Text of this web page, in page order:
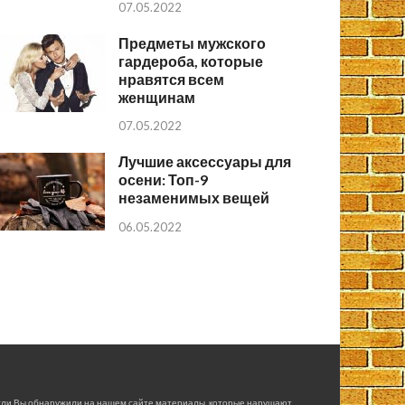
07.05.2022
Предметы мужского
гардероба, которые
нравятся всем
женщинам
07.05.2022
Лучшие аксессуары для
осени: Топ-9
незаменимых вещей
06.05.2022
Вы обнаружили на нашем сайте материалы, которые нарушают